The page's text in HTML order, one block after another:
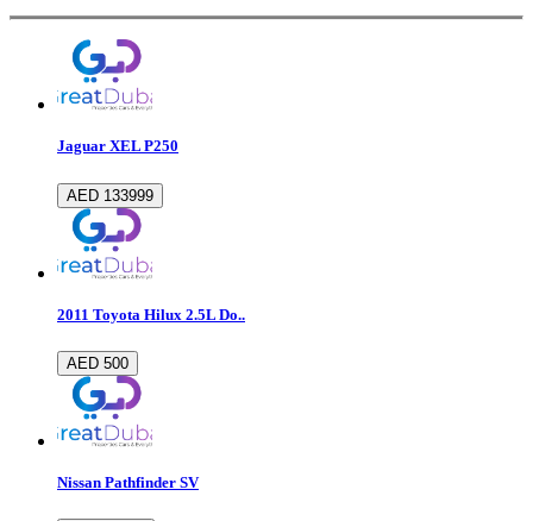
Jaguar XEL P250
AED 133999
2011 Toyota Hilux 2.5L Do..
AED 500
Nissan Pathfinder SV